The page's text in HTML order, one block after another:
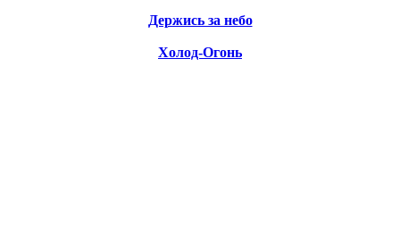
Держись за небо
Холод-Огонь